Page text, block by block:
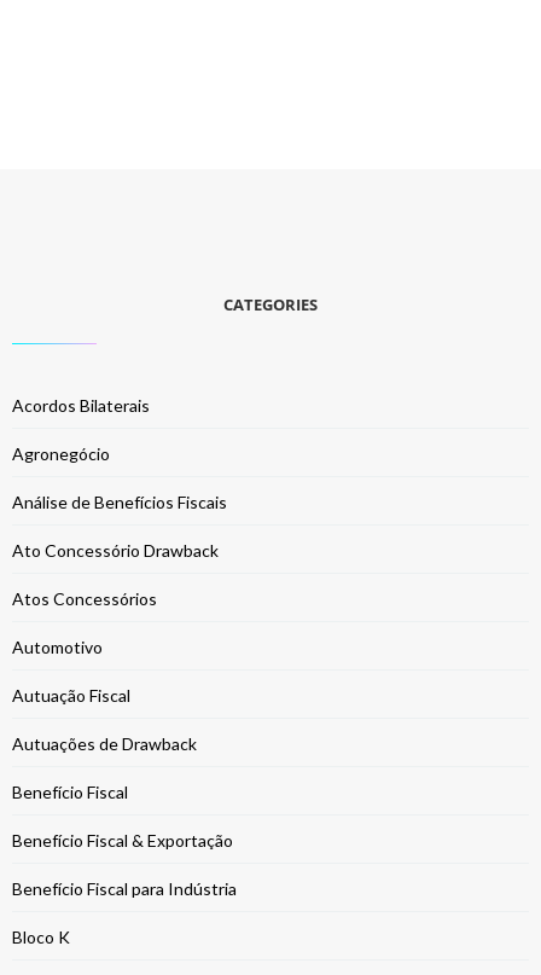
CATEGORIES
Acordos Bilaterais
Agronegócio
Análise de Benefícios Fiscais
Ato Concessório Drawback
Atos Concessórios
Automotivo
Autuação Fiscal
Autuações de Drawback
Benefício Fiscal
Benefício Fiscal & Exportação
Benefício Fiscal para Indústria
Bloco K